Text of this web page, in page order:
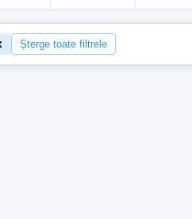
Șterge toate filtrele